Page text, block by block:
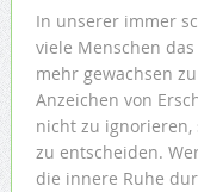
In unserer immer
viele Menschen
mehr gewachsen
Anzeichen von
nicht zu
zu entscheiden.
die innere Ruhe